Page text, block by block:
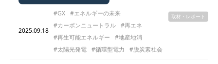
2025.09.18
#GX
#エネルギーの未来
#カーボンニュートラル
#再エネ
#再生可能エネルギー
#地産地消
#太陽光発電
#循環型電力 #脱炭素社会
取材・レポート